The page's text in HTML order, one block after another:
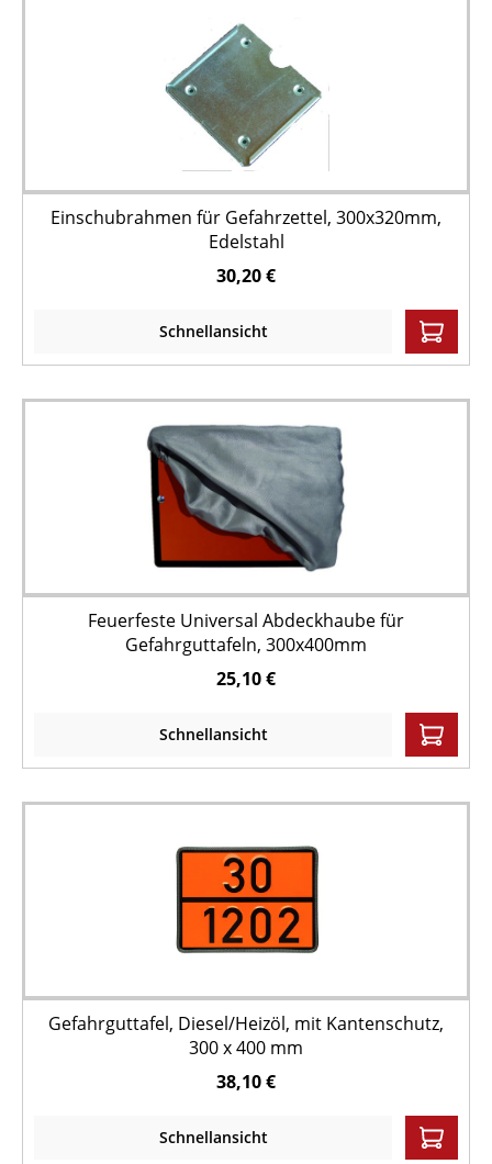
Einschubrahmen für Gefahrzettel, 300x320mm,
Edelstahl
30,20 €
Schnellansicht
Feuerfeste Universal Abdeckhaube für
Gefahrguttafeln, 300x400mm
25,10 €
Schnellansicht
Gefahrguttafel, Diesel/Heizöl, mit Kantenschutz,
300 x 400 mm
38,10 €
Schnellansicht